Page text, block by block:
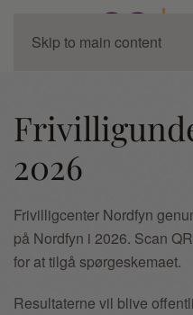
Skip to main content
2026
Frivilligcenter Nordfyn
på Nordfyn i 2026. Scan
for at tilgå spørgeskemaet.
Resultaterne vil blive